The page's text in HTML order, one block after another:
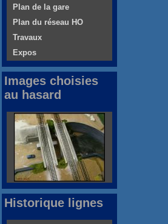
Plan de la gare
Plan du réseau HO
Travaux
Expos
Images choisies
au hasard
Historique lignes